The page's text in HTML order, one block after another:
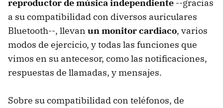
reproductor de música independiente --gracias
a su compatibilidad con diversos auriculares
Bluetooth--, llevan un monitor cardiaco, varios
modos de ejercicio, y todas las funciones que
vimos en su antecesor, como las notificaciones,
respuestas de llamadas, y mensajes.
Sobre su compatibilidad con teléfonos, de